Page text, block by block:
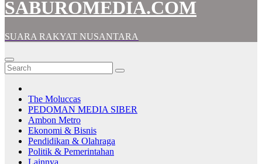
SABUROMEDIA.COM
SUARA RAKYAT NUSANTARA
The Moluccas
PEDOMAN MEDIA SIBER
Ambon Metro
Ekonomi & Bisnis
Pendidikan & Olahraga
Politik & Pemerintahan
Lainnya